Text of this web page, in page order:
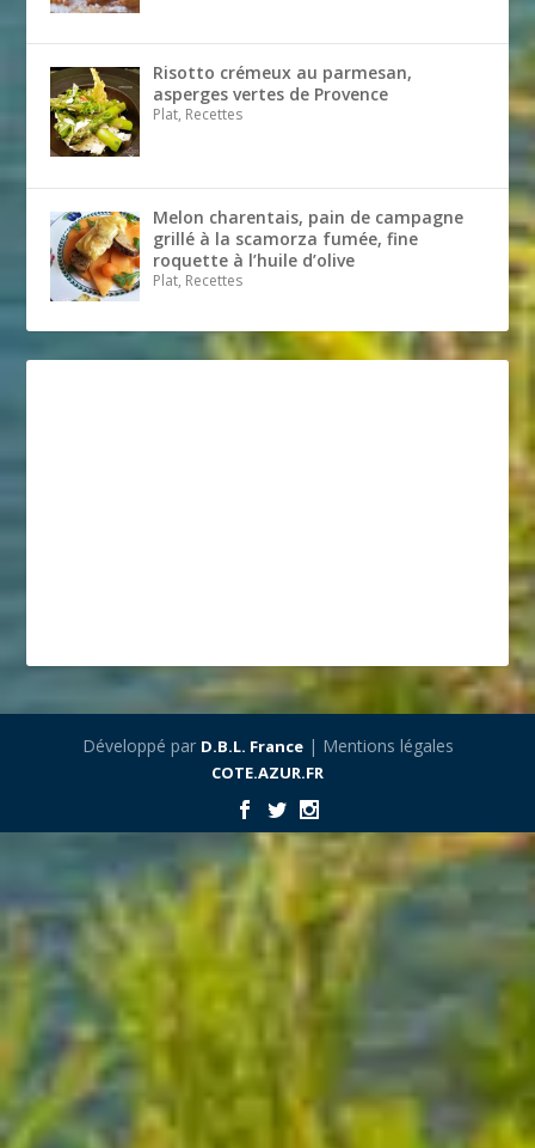
Risotto crémeux au parmesan,
asperges vertes de Provence
Plat, Recettes
Melon charentais, pain de campagne
grillé à la scamorza fumée, fine
roquette à l’huile d’olive
Plat, Recettes
Développé par D.B.L. France| Mentions légales
COTE.AZUR.FR